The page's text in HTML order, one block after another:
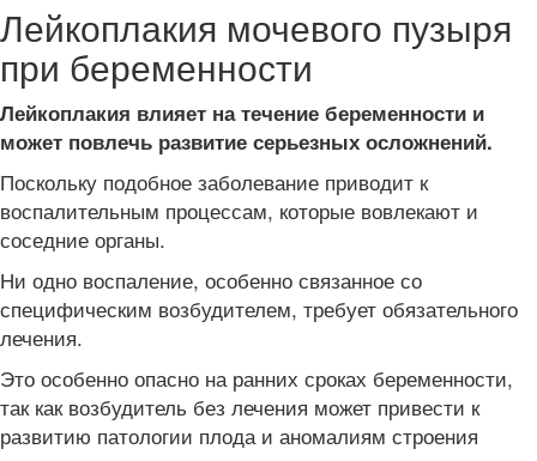
Лейкоплакия мочевого пузыря
при беременности
Лейкоплакия влияет на течение беременности и
может повлечь развитие серьезных осложнений.
Поскольку подобное заболевание приводит к
воспалительным процессам, которые вовлекают и
соседние органы.
Ни одно воспаление, особенно связанное со
специфическим возбудителем, требует обязательного
лечения.
Это особенно опасно на ранних сроках беременности,
так как возбудитель без лечения может привести к
развитию патологии плода и аномалиям строения